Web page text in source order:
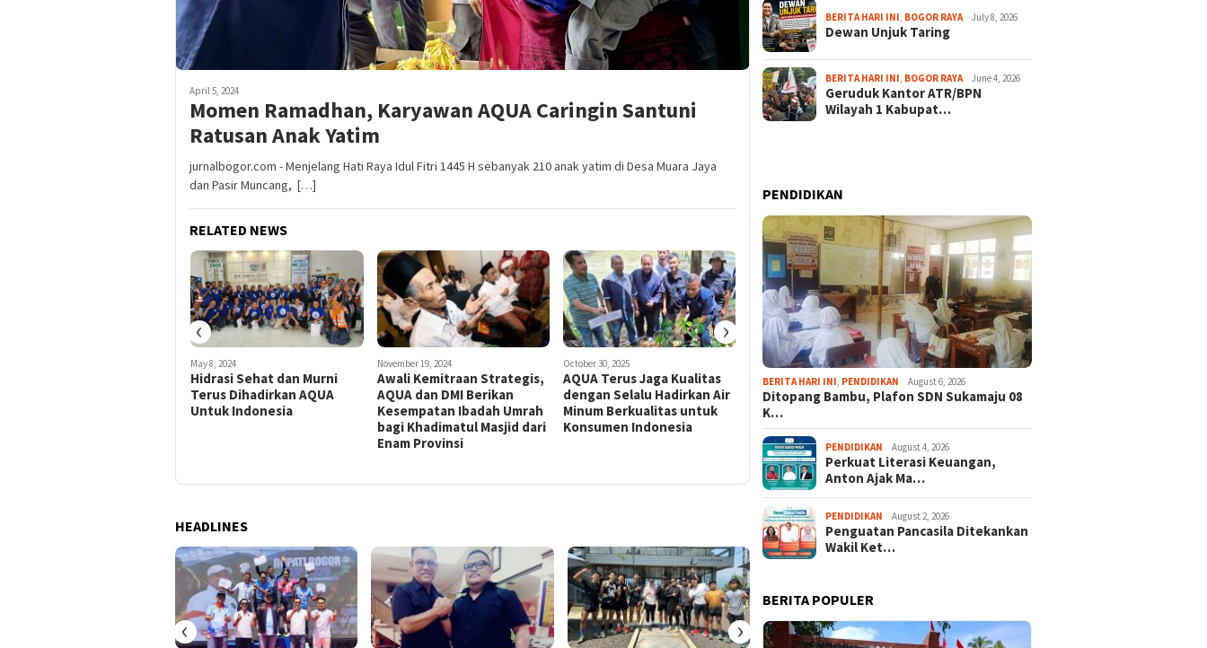
April 5, 2024
Momen Ramadhan, Karyawan AQUA Caringin Santuni
Ratusan Anak Yatim
jurnalbogor.com - Menjelang Hati Raya Idul Fitri 1445 H sebanyak 210 anak yatim di Desa Muara Jaya
dan Pasir Muncang, […]
RELATED NEWS
May 8, 2024
Hidrasi Sehat dan Murni
Terus Dihadirkan AQUA
Untuk Indonesia
November 19, 2024
Awali Kemitraan Strategis,
AQUA dan DMI Berikan
Kesempatan Ibadah Umrah
bagi Khadimatul Masjid dari
Enam Provinsi
October 30, 2025
AQUA Terus Jaga Kualitas
dengan Selalu Hadirkan Air
Minum Berkualitas untuk
Konsumen Indonesia
August 27, 2024
Serukan Gaya Hidup Sehat
Sambil Lestarikan Alam,
AQUA Dukung Maybank
‹ ›
HEADLINES
‹ ›
BERITA HARI INI BOGOR RAYA July 8, 2026
Dewan Unjuk Taring
BERITA HARI INI BOGOR RAYA June 4, 2026
Geruduk Kantor ATR/BPN
Wilayah 1 Kabupat…
PENDIDIKAN
BERITA HARI INI PENDIDIKAN August 6, 2026
Ditopang Bambu, Plafon SDN Sukamaju 08
K…
PENDIDIKAN August 4, 2026
Perkuat Literasi Keuangan,
Anton Ajak Ma…
PENDIDIKAN August 2, 2026
Penguatan Pancasila Ditekankan
Wakil Ket…
BERITA POPULER